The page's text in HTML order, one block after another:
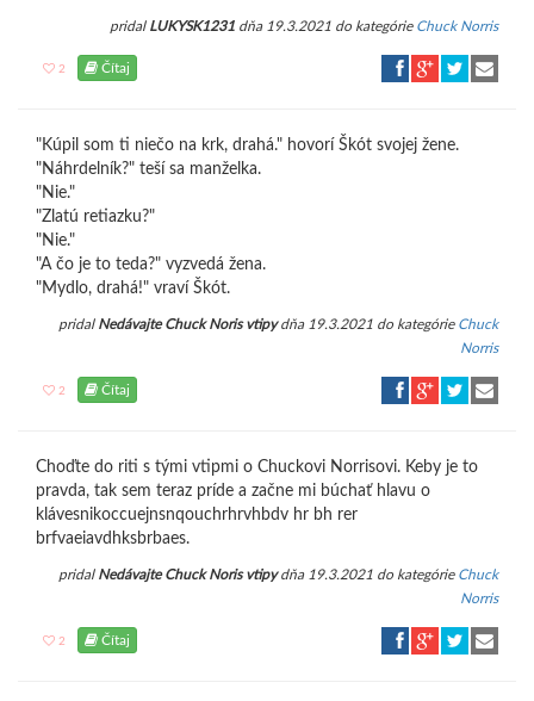
pridal LUKYSK1231 dňa 19.3.2021 do kategórie Chuck Norris
2 Čítaj
"Kúpil som ti niečo na krk, drahá." hovorí Škót svojej žene.
"Náhrdelník?" teší sa manželka.
"Nie."
"Zlatú retiazku?"
"Nie."
"A čo je to teda?" vyzvedá žena.
"Mydlo, drahá!" vraví Škót.
pridal Nedávajte Chuck Noris vtipydňa 19.3.2021 do kategórie Chuck
Norris
2 Čítaj
Choďte do riti s tými vtipmi o Chuckovi Norrisovi. Keby je to
pravda, tak sem teraz príde a začne mi búchať hlavu o
klávesnikoccuejnsnqouchrhrvhbdv hr bh rer
brfvaeiavdhksbrbaes.
pridal Nedávajte Chuck Noris vtipydňa 19.3.2021 do kategórie Chuck
Norris
2 Čítaj